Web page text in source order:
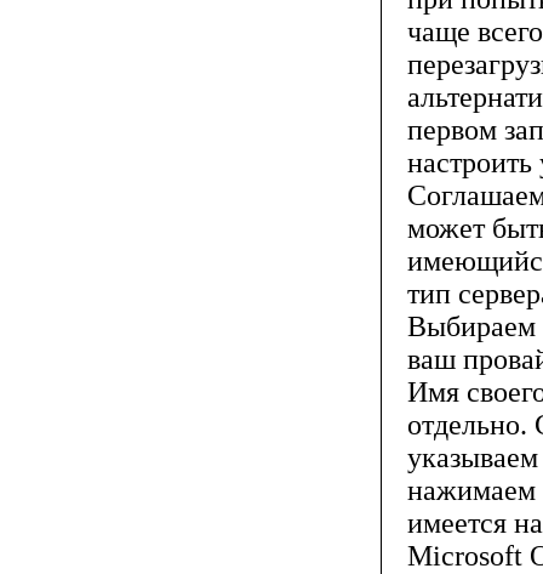
чаще
первом
может
тип
Выбираем
ваш
Имя
отдельно.
нажимаем
имеется
Microsoft